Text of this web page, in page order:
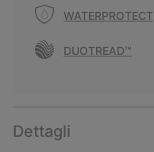
WATERPROTECT
DUOTREAD™
Dettagli